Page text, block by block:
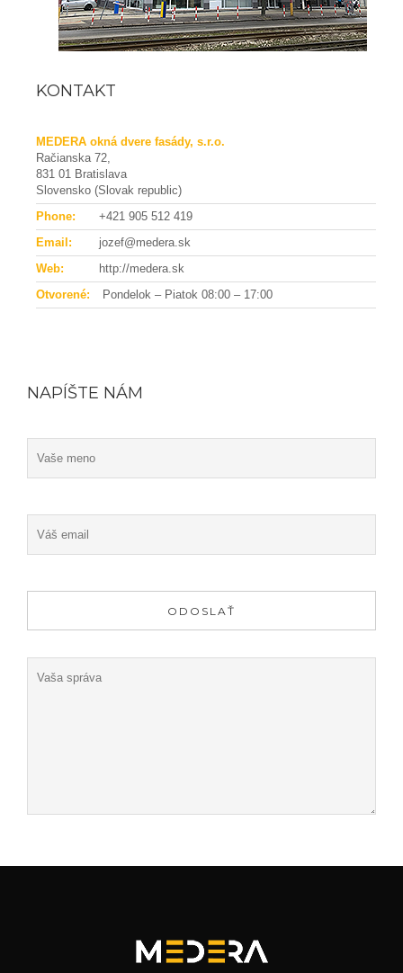
KONTAKT
MEDERA okná dvere fasády, s.r.o.
Račianska 72,
831 01 Bratislava
Slovensko (Slovak republic)
Phone:
+421 905 512 419
Email:
jozef@medera.sk
Web:
http://medera.sk
Otvorené:
Pondelok – Piatok 08:00 – 17:00
NAPÍŠTE NÁM